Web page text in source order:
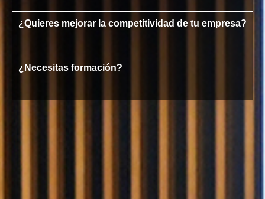
¿Quieres mejorar la competitividad de tu empresa?
¿Necesitas formación?